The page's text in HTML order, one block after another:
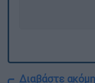
Διαβάστε ακόμη